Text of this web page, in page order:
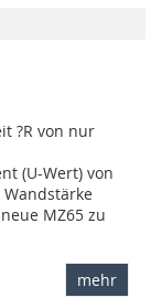
?R von nur
(U-Wert) von
Wandstärke
MZ65 zu
mehr